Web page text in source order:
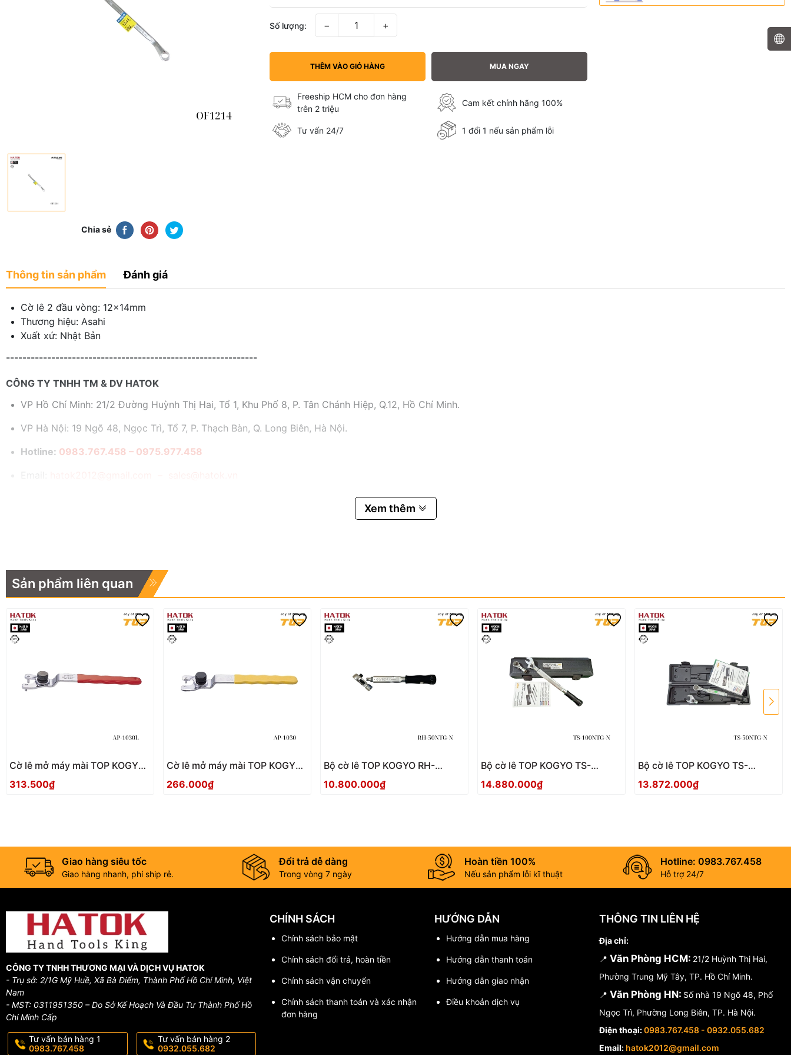
Chia sẻ
Số lượng: − +
THÊM VÀO GIỎ HÀNG MUA NGAY
Freeship HCM cho đơn hàng
trên 2 triệu
Cam kết chính hãng 100%
Tư vấn 24/7 1 đổi 1 nếu sản phẩm lỗi
Thông tin sản phẩm Đánh giá
Cờ lê 2 đầu vòng: 12x14mm
Thương hiệu: Asahi
Xuất xứ: Nhật Bản
-------------------------------------------------------------
CÔNG TY TNHH TM & DV HATOK
VP Hồ Chí Minh: 21/2 Đường Huỳnh Thị Hai, Tổ 1, Khu Phố 8, P. Tân Chánh Hiệp, Q.12, Hồ Chí Minh.
VP Hà Nội: 19 Ngõ 48, Ngọc Trì, Tổ 7, P. Thạch Bàn, Q. Long Biên, Hà Nội.
Hotline: 0983.767.458 – 0975.977.458
Xem thêm
Sản phẩm liên quan
Cờ lê mở máy mài TOP KOGYO
AP-1030L Nhật Bản
313.500₫
Cờ lê mở máy mài TOP KOGYO
AP-1030 Nhật Bản
266.000₫
Bộ cờ lê TOP KOGYO RH-
50NTG-N Nhật Bản
10.800.000₫
Bộ cờ lê TOP KOGYO TS-
100NTG-N Nhật Bản
14.880.000₫
Bộ cờ lê TOP KOGYO TS-
50NTG-N Nhật Bản
13.872.000₫
Giao hàng siêu tốc
Giao hàng nhanh, phí ship rẻ.
Đổi trả dễ dàng
Trong vòng 7 ngày
Hoàn tiền 100%
Nếu sản phẩm lỗi kĩ thuật
Hotline: 0983.767.458
Hỗ trợ 24/7
CÔNG TY TNHH THƯƠNG MẠI VÀ DỊCH VỤ HATOK
- Trụ sở: 2/1G Mỹ Huề, Xã Bà Điểm, Thành Phố Hồ Chí Minh, Việt
Nam
- MST: 0311951350 – Do Sở Kế Hoạch Và Đầu Tư Thành Phố Hồ
Chí Minh Cấp
Tư vấn bán hàng 1
0983.767.458
Tư vấn bán hàng 2
0932.055.682
CHÍNH SÁCH
Chính sách bảo mật
Chính sách đổi trả, hoàn tiền
Chính sách vận chuyển
Chính sách thanh toán và xác nhận
đơn hàng
HƯỚNG DẪN
Hướng dẫn mua hàng
Hướng dẫn thanh toán
Hướng dẫn giao nhận
Điều khoản dịch vụ
THÔNG TIN LIÊN HỆ
Địa chỉ:
📍 Văn Phòng HCM: 21/2 Huỳnh Thị Hai,
Phường Trung Mỹ Tây, TP. Hồ Chí Minh.
📍 Văn Phòng HN: Số nhà 19 Ngõ 48, Phố
Ngọc Trì, Phường Long Biên, TP. Hà Nội.
Điện thoại:0983.767.458 - 0932.055.682
Email: hatok2012@gmail.com